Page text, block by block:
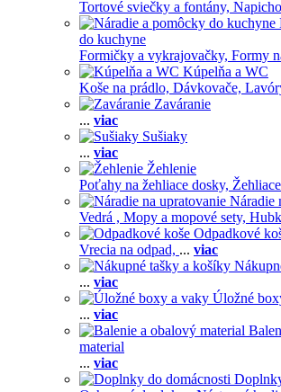
Tortové sviečky a fontány,
do kuchyne
Formičky a vykrajovačky, Formy
Kúpelňa a WC
Koše na prádlo, Dávkovače,
Zaváranie
... viac
Sušiaky
... viac
Žehlenie
Poťahy na žehliace dosky,
Náradie
Vedrá , Mopy a mopové sety,
Odpadkové
Vrecia na odpad, ... viac
... viac
Úložné
... viac
material
... viac